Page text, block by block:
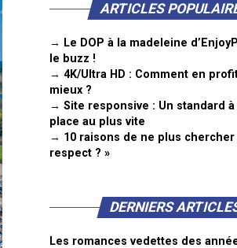
ARTICLES
→ Le DOP à la madeleine
le buzz !
→ 4K/Ultra HD : Comment en
mieux ?
→ Site responsive : Un standard
place au plus vite
→ 10 raisons de ne plus chercher
respect ? »
DERNIERS
Les romances vedettes des